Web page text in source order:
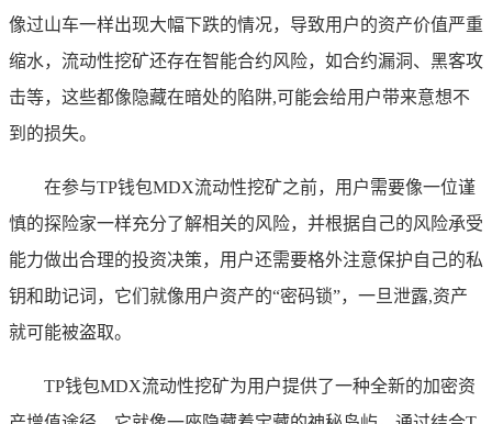
像过山车一样出现大幅下跌的情况，导致用户的资产价值严重
缩水，流动性挖矿还存在智能合约风险，如合约漏洞、黑客攻
击等，这些都像隐藏在暗处的陷阱,可能会给用户带来意想不
到的损失。
在参与TP钱包MDX流动性挖矿之前，用户需要像一位谨
慎的探险家一样充分了解相关的风险，并根据自己的风险承受
能力做出合理的投资决策，用户还需要格外注意保护自己的私
钥和助记词，它们就像用户资产的“密码锁”，一旦泄露,资产
就可能被盗取。
TP钱包MDX流动性挖矿为用户提供了一种全新的加密资